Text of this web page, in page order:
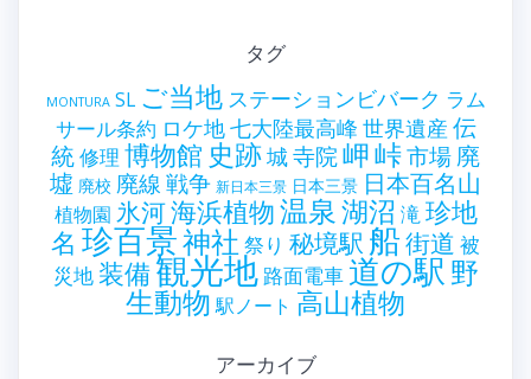
タグ
MONTURA SL ご当地 ステーションビバーク ラム
サール条約 ロケ地七大陸最高峰 世界遺産 伝
統修理 博物館 史跡城寺院岬峠市場 廃
墟 廃校 廃線戦争 新日本三景 日本三景 日本百名山
植物園 氷河海浜植物温泉湖沼 滝 珍地
名 珍百景神社 祭り 秘境駅 船街道 被
災地 装備観光地 路面電車道の駅 野
生動物 駅ノート 高山植物
アーカイブ